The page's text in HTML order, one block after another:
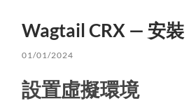
Wagtail CRX — 安裝
01/01/2024
設置虛擬環境